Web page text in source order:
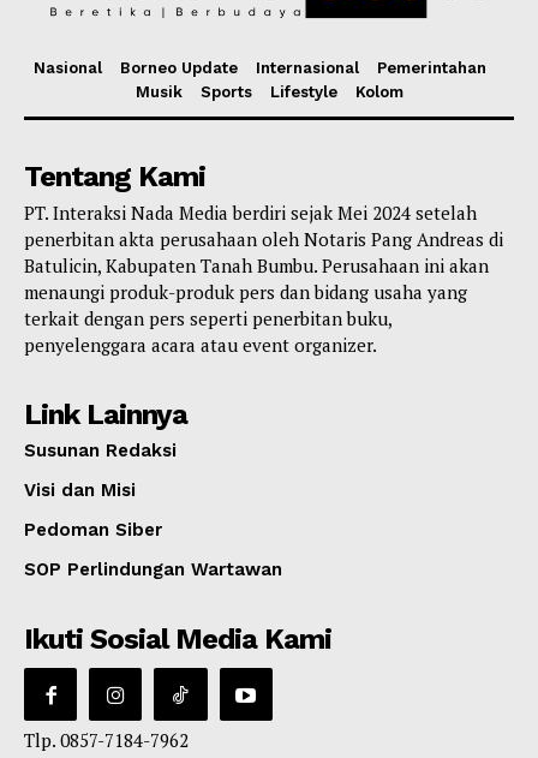
Nasional Borneo Update Internasional
Pemerintahan
Musik
Sports Lifestyle Kolom
Tentang Kami
PT. Interaksi Nada Media berdiri sejak Mei 2024 setelah
penerbitan akta perusahaan oleh Notaris Pang Andreas di
Batulicin, Kabupaten Tanah Bumbu. Perusahaan ini akan
menaungi produk-produk pers dan bidang usaha yang
terkait dengan pers seperti penerbitan buku,
penyelenggara acara atau event organizer.
Link Lainnya
Susunan Redaksi
Visi dan Misi
Pedoman Siber
SOP Perlindungan Wartawan
Ikuti Sosial Media Kami
Tlp. 0857-7184-7962